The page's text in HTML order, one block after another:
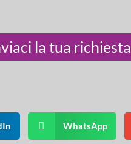
la tua richiesta
WhatsApp